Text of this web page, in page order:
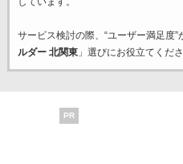
サービス検討の際、“ユーザー満足度”
ルダー 北関東」選びにお役立てくださ
PR